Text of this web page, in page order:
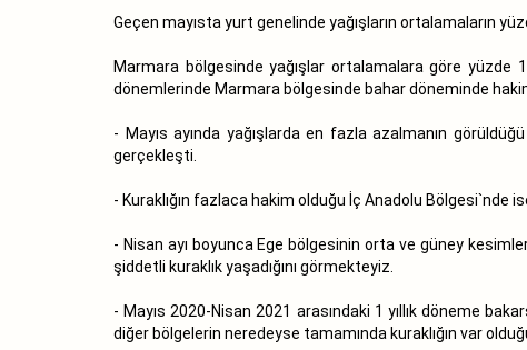
Geçen mayısta yurt genelinde yağışların ortalamaların
Marmara bölgesinde yağışlar ortalamalara göre yüzde
dönemlerinde Marmara bölgesinde bahar döneminde
- Mayıs ayında yağışlarda en fazla azalmanın
gerçekleşti.
- Kuraklığın fazlaca hakim olduğu İç Anadolu Bölgesi`nde
- Nisan ayı boyunca Ege bölgesinin orta ve güney
şiddetli kuraklık yaşadığını görmekteyiz.
- Mayıs 2020-Nisan 2021 arasındaki 1 yıllık döneme
diğer bölgelerin neredeyse tamamında kuraklığın var